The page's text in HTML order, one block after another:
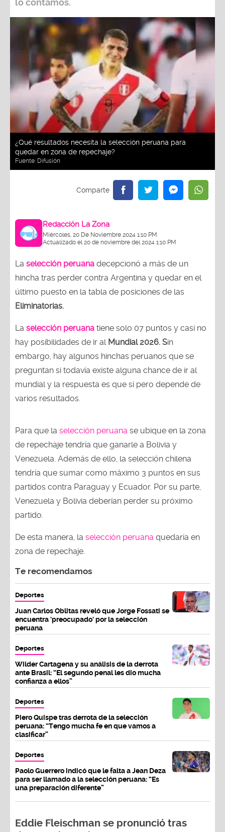
lo contamos.
¿Qué resultados necesita la selección peruana para
quedar en zona de repechaje?
Fuente: Difusión
Redacción La Zona
Miércoles, 20 De Noviembre 2024 1:10 PM
Actualizado el 20 de noviembre del 2024 1:10 PM
La selección peruana decepcionó a más de un
hincha tras perder contra Argentina y quedar en el
último puesto en la tabla de posiciones de las
Eliminatorias.
La selección peruana tiene solo 07 puntos y casi no
hay posibilidades de ir al Mundial 2026. Sin
embargo, hay algunos hinchas peruanos que se
preguntan si todavía existe alguna chance de ir al
mundial y la respuesta es que sí pero depende de
varios resultados.
Para que la selección peruana se ubique en la zona
de repechaje tendría que ganarle a Bolivia y
Venezuela. Además de ello, la selección chilena
tendría que sumar como máximo 3 puntos en sus
partidos contra Paraguay y Ecuador. Por su parte,
Venezuela y Bolivia deberían perder su próximo
partido.
De esta manera, la selección peruana quedaría en
zona de repechaje.
Te recomendamos
Deportes
Juan Carlos Oblitas reveló que Jorge Fossati se
encuentra ‘preocupado’ por la selección
peruana
Deportes
Wilder Cartagena y su análisis de la derrota
ante Brasil: “El segundo penal les dio mucha
confianza a ellos”
Deportes
Piero Quispe tras derrota de la selección
peruana: “Tengo mucha fe en que vamos a
clasificar”
Deportes
Paolo Guerrero indicó que le falta a Jean Deza
para ser llamado a la selección peruana: “Es
una preparación diferente”
Eddie Fleischman se pronunció tras